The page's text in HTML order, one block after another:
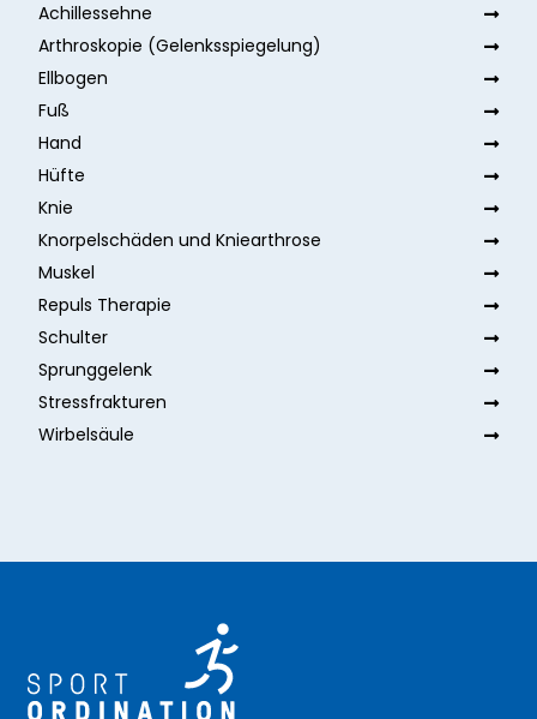
Achillessehne
Arthroskopie (Gelenksspiegelung)
Ellbogen
Fuß
Hand
Hüfte
Knie
Knorpelschäden und Kniearthrose
Muskel
Repuls Therapie
Schulter
Sprunggelenk
Stressfrakturen
Wirbelsäule